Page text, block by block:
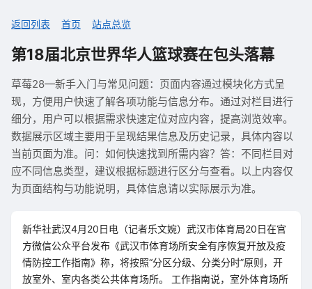
返回列表 首页 站点总览
第18届北京世界华人篮球赛在包头落幕
草莓28—新手入门与常见问题：页面内容通过模块化方式呈
现，方便用户快速了解各项功能与信息分布。通过对栏目进行
细分，用户可以根据需求快速定位对应内容，提高浏览效率。
数据展示区域主要用于呈现结果信息及历史记录，具体内容以
当前页面为准。问：如何快速找到所需内容？答：不同栏目对
应不同信息类型，建议根据标题进行区分与查看。以上内容仅
为页面结构与功能说明，具体信息请以实际展示为准。
新华社武汉4月20日电（记者乐文婉）武汉市体育局20日在官
方微信公众平台发布《武汉市体育场所安全有序恢复开放及疫
情防控工作指南》称，将按照“分区分级、分类分时”原则，开
放室外、室内各类公共体育场所。 工作指南说，室外体育场所